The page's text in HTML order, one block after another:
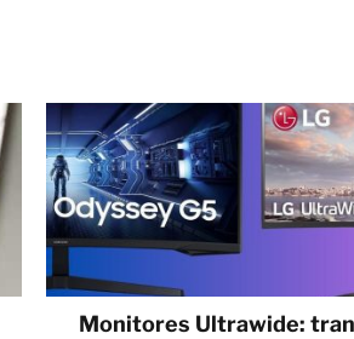
Monitores Ultrawide: